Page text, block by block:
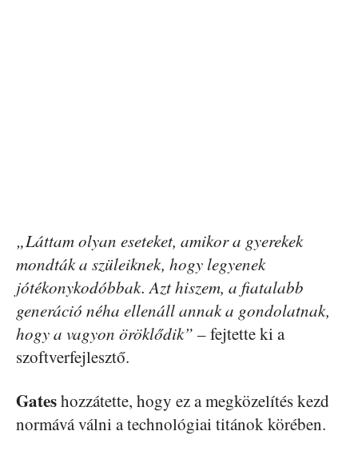
„Láttam olyan eseteket, amikor a gyerekek
mondták a szüleiknek, hogy legyenek
jótékonykodóbbak. Azt hiszem, a fiatalabb
generáció néha ellenáll annak a gondolatnak,
hogy a vagyon öröklődik” – fejtette ki a
szoftverfejlesztő.
Gateshozzátette, hogy ez a megközelítés kezd
normává válni a technológiai titánok körében.